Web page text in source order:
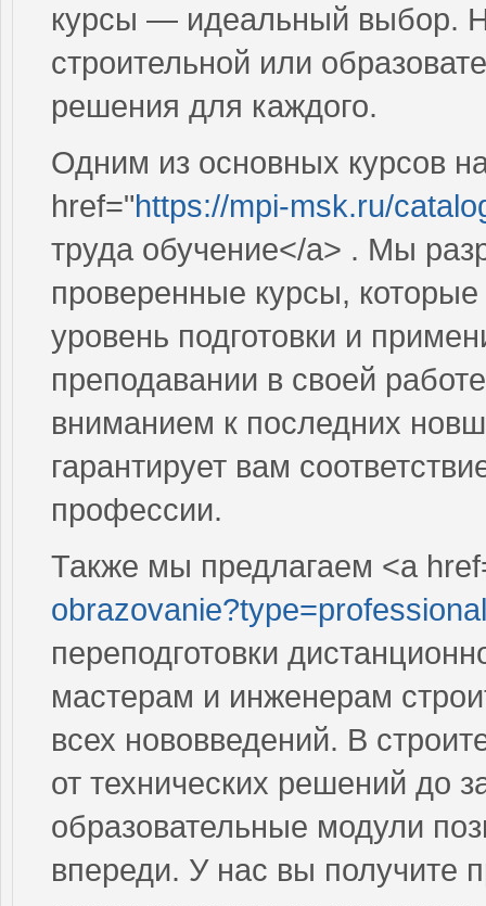
курсы — идеальный выбор.
строительной или
решения для каждого.
Одним из основных курсов
href="https://mpi-msk.ru/
труда обучение</a> . Мы
проверенные курсы,
уровень подготовки и
преподавании в своей
вниманием к последних
гарантирует вам
профессии.
Также мы предлагаем <a
переподготовки
мастерам и инженерам
всех нововведений. В
от технических решений до
образовательные модули
впереди. У нас вы получите